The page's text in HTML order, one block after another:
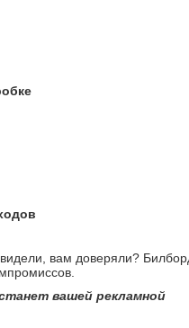
вам доверяли?
вашей рекламной